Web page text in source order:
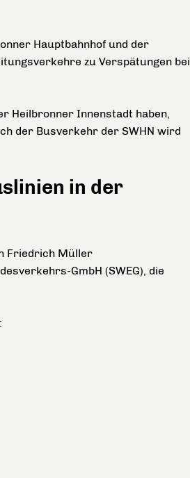
Hauptbahnhof und der
zu Verspätungen bei
Heilbronner Innenstadt haben,
der Busverkehr der SWHN wird
in der
Friedrich Müller
GmbH (SWEG), die